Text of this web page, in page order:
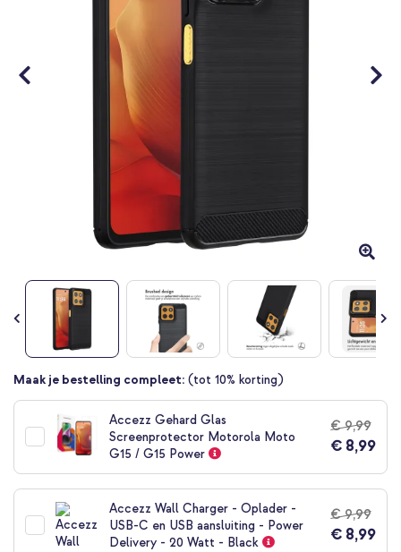
Ga
begin
van
gallerij
Maak je bestelling compleet: (tot 10% korting)
Accezz Gehard Glas
Screenprotector Motorola Moto
G15 / G15 Power
€ 9,99
€ 8,99
Accezz Wall Charger - Oplader -
USB-C en USB aansluiting - Power
Delivery - 20 Watt - Black
€ 9,99
€ 8,99